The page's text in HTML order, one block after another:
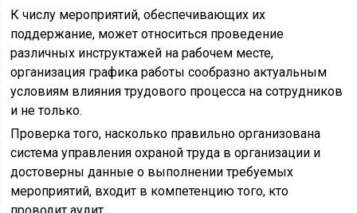
К числу мероприятий, обеспечивающих их
поддержание, может относиться проведение
различных инструктажей на рабочем месте,
организация графика работы сообразно актуальным
условиям влияния трудового процесса на сотрудников
и не только.
Проверка того, насколько правильно организована
система управления охраной труда в организации и
достоверны данные о выполнении требуемых
мероприятий, входит в компетенцию того, кто